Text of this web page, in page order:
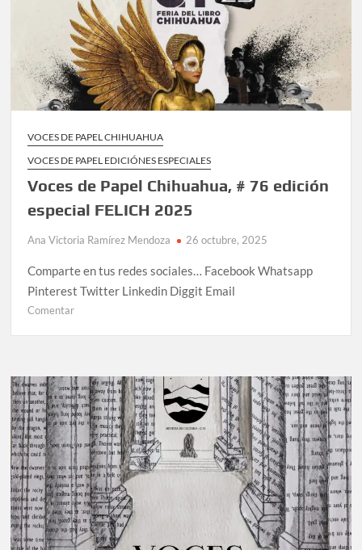
VOCES DE PAPEL CHIHUAHUA
VOCES DE PAPEL EDICIÓNES ESPECIALES
Voces de Papel Chihuahua, # 76 edición
especial FELICH 2025
Ana Victoria Ramírez Mendoza 26 octubre, 2025
Comparte en tus redes sociales… Facebook Whatsapp
Pinterest Twitter Linkedin Diggit Email
Comentar